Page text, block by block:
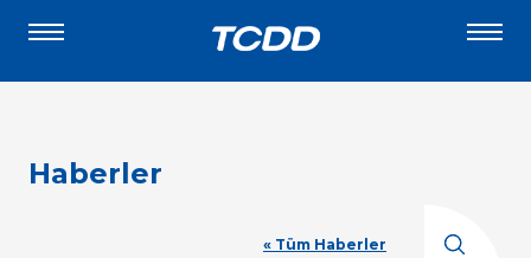
Haberler
« Tüm Haberler